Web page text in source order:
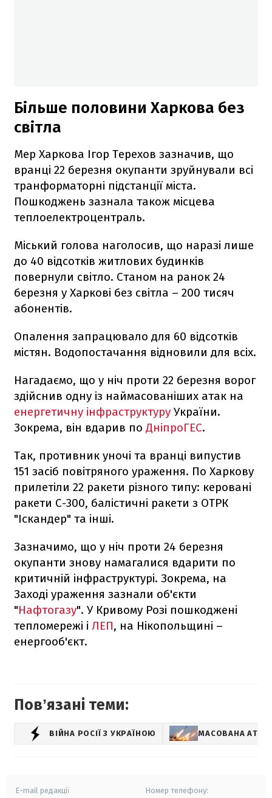
Більше половини Харкова без
світла
Мер Харкова Ігор Терехов зазначив, що
вранці 22 березня окупанти зруйнували всі
транформаторні підстанції міста.
Пошкоджень зазнала також місцева
теплоелектроцентраль.
Міський голова наголосив, що наразі лише
до 40 відсотків житлових будинків
повернули світло. Станом на ранок 24
березня у Харкові без світла – 200 тисяч
абонентів.
Опалення запрацювало для 60 відсотків
містян. Водопостачання відновили для всіх.
Нагадаємо, що у ніч проти 22 березня ворог
здійснив одну із наймасованіших атак на
енергетичну інфраструктуру України.
Зокрема, він вдарив по ДніпроГЕС.
Так, противник уночі та вранці випустив
151 засіб повітряного ураження. По Харкову
прилетіли 22 ракети різного типу: керовані
ракети С-300, балістичні ракети з ОТРК
"Іскандер" та інші.
Зазначимо, що у ніч проти 24 березня
окупанти знову намагалися вдарити по
критичній інфраструктурі. Зокрема, на
Заході ураження зазнали об'єкти
"Нафтогазу". У Кривому Розі пошкоджені
тепломережі і ЛЕП, на Нікопольщині –
енергооб'єкт.
Повʼязані теми:
ВІЙНА РОСІЇ З УКРАЇНОЮ МАСОВАНА
E-mail редакції Номер телефону: